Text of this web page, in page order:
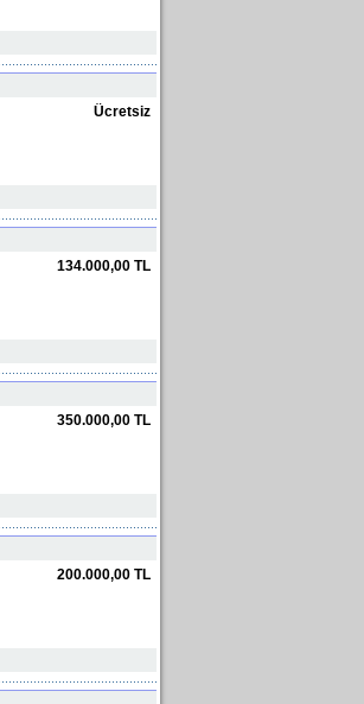
Ücretsiz
134.000,00 TL
350.000,00 TL
200.000,00 TL